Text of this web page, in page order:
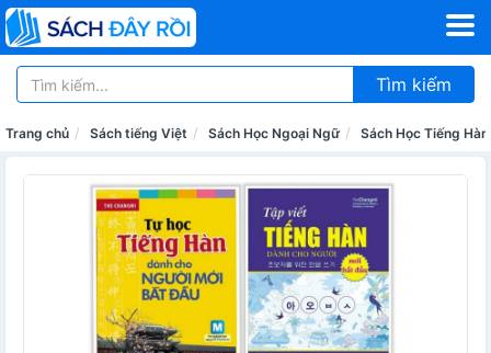
Tìm kiếm
Trang chủ Sách tiếng Việt Sách Học Ngoại Ngữ Sách Học Tiếng Hàn